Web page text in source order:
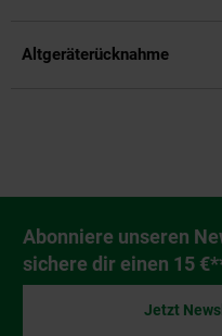
Altgeräterücknahme
Newsletter
Abonniere unseren
sichere dir einen 15
Jetzt